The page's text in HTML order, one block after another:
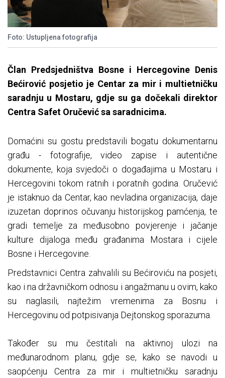
Foto: Ustupljena fotografija
Član Predsjedništva Bosne i Hercegovine Denis
Bećirović posjetio je Centar za mir i multietničku
saradnju u Mostaru, gdje su ga dočekali direktor
Centra Safet Oručević sa saradnicima.
Domaćini su gostu predstavili bogatu dokumentarnu
građu - fotografije, video zapise i autentične
dokumente, koja svjedoči o događajima u Mostaru i
Hercegovini tokom ratnih i poratnih godina. Oručević
je istaknuo da Centar, kao nevladina organizacija, daje
izuzetan doprinos očuvanju historijskog pamćenja, te
gradi temelje za međusobno povjerenje i jačanje
kulture dijaloga među građanima Mostara i cijele
Bosne i Hercegovine.
Predstavnici Centra zahvalili su Bećiroviću na posjeti,
kao i na državničkom odnosu i angažmanu u ovim, kako
su naglasili, najtežim vremenima za Bosnu i
Hercegovinu od potpisivanja Dejtonskog sporazuma.
Također su mu čestitali na aktivnoj ulozi na
međunarodnom planu, gdje se, kako se navodi u
saopćenju Centra za mir i multietničku saradnju